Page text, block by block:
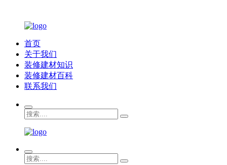
首页
关于我们
装修建材知识
装修建材百科
联系我们